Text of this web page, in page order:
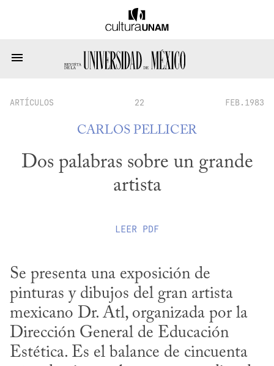
ARTÍCULOS 22 FEB.1983
CARLOS PELLICER
Dos palabras sobre un grande
artista
LEER PDF
Se presenta una exposición de
pinturas y dibujos del gran artista
mexicano Dr. Atl, organizada por la
Dirección General de Educación
Estética. Es el balance de cincuenta